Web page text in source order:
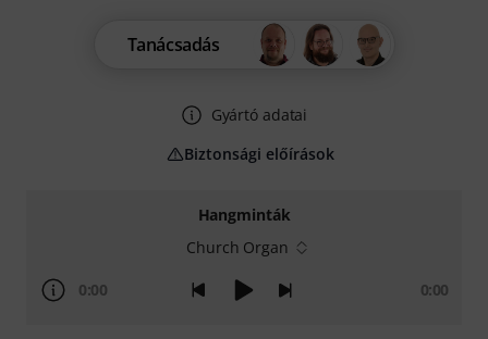
Hangminták
Church Organ
0:00 0:00
Tanácsadás
Gyártó adatai
Biztonsági előírások